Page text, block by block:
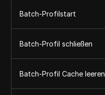
Batch-Profilstart
Batch-Profil schließen
Batch-Profil Cache leeren